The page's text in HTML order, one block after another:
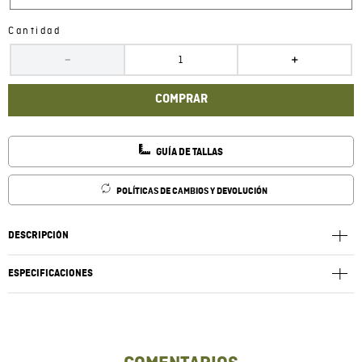
Cantidad
＋
－
COMPRAR
GUÍA DE TALLAS
POLÍTICAS DE CAMBIOS Y DEVOLUCIÓN
DESCRIPCIÓN
ESPECIFICACIONES